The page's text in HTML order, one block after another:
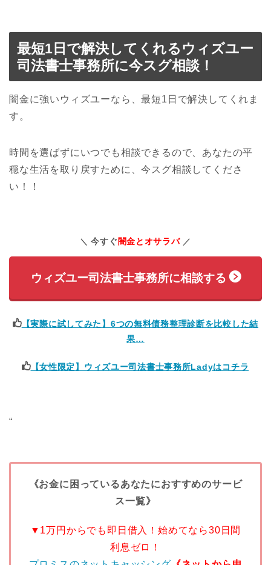
最短1日で解決してくれるウィズユー
司法書士事務所に今スグ相談！
闇金に強いウィズユーなら、最短1日で解決してくれま
す。
時間を選ばずにいつでも相談できるので、あなたの平
穏な生活を取り戻すために、今スグ相談してくださ
い！！
今すぐ 闇金とオサラバ
ウィズユー司法書士事務所に相談する
【実際に試してみた】6つの無料債務整理診断を比較した結
果…
【女性限定】ウィズユー司法書士事務所Ladyはコチラ
“
《お金に困っているあなたにおすすめのサービ
ス一覧》
▼1万円からでも即日借入！始めてなら30日間
利息ゼロ！